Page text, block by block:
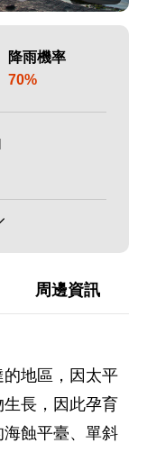
降雨機率
70%
周邊資訊
地區，因太平
長，因此孕育
蝕平臺、單斜